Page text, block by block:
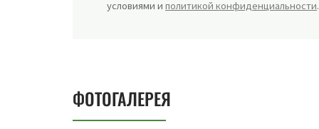
условиями и политикой конфиденциальности
ФОТОГАЛЕРЕЯ